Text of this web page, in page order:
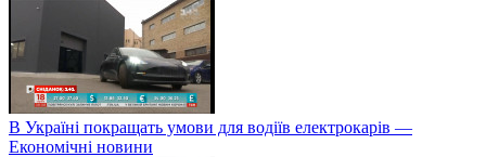
В Україні покращать умови для водіїв електрокарів —
Економічні новини